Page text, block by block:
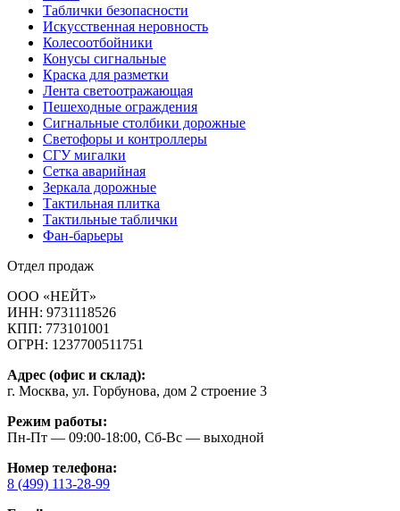
Таблички безопасности
Искусственная неровность
Колесоотбойники
Конусы сигнальные
Краска для разметки
Лента светоотражающая
Пешеходные ограждения
Сигнальные столбики дорожные
Светофоры и контроллеры
СГУ мигалки
Cетка аварийная
Зеркала дорожные
Тактильная плитка
Тактильные таблички
Фан-барьеры
Отдел продаж
ООО «НЕЙТ»
ИНН: 9731118526
КПП: 773101001
ОГРН: 1237700511751
Адрес (офис и склад):
г. Москва, ул. Горбунова, дом 2 строение 3
Режим работы:
Пн-Пт — 09:00-18:00, Сб-Вс — выходной
Номер телефона:
8 (499) 113-28-99